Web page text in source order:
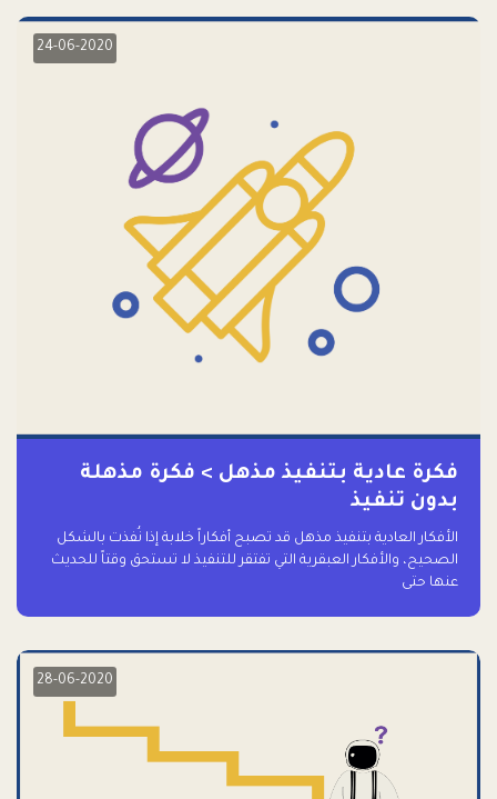
24-06-2020
فكرة عادية بتنفيذ مذهل > فكرة مذهلة
بدون تنفيذ
الأفكار العادية بتنفيذ مذهل قد تصبح أفكاراً خلابة إذا نُفذت بالشكل
الصحيح، والأفكار العبقرية التي تفتقر للتنفيذ لا تستحق وقتاً للحديث
عنها حتى
28-06-2020